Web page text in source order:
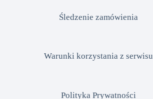
Śledzenie zamówienia
Warunki korzystania z serwisu
Polityka Prywatności